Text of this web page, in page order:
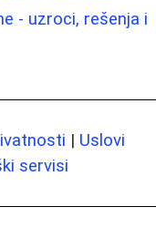
- uzroci, rešenja i
| Uslovi
servisi